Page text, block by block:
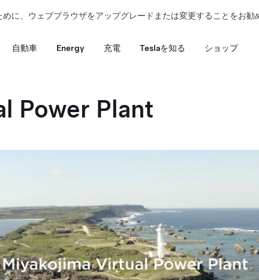
に、ウェブブラウザをアップグレードまたは変更することをお勧
自動車 Energy 充電 Teslaを知る ショップ
Power Plant